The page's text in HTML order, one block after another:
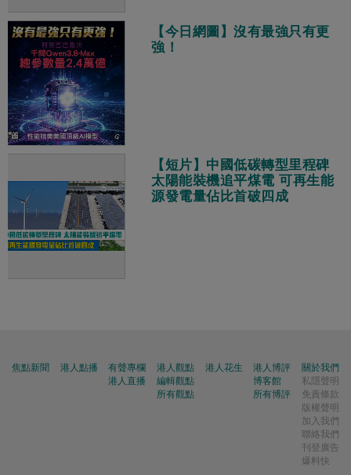
【今日網圖】沒有最強只有更
強！
【短片】中國低碳轉型里程碑
太陽能裝機追平煤電 可再生能
源發電量佔比首破四成
焦點新聞 港人點播
有聲專欄
港人直播
港人觀點
編輯觀點
所有觀點
港人花生
港人博評
博客館
所有博評
關於我們
私隱聲明
免責條款
版權聲明
加入我們
聯絡我們
刊登廣告
爆料快